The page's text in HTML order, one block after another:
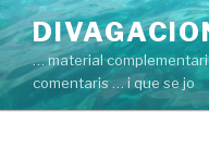
Vés
al
contingut
… material
comentaris … i que se jo